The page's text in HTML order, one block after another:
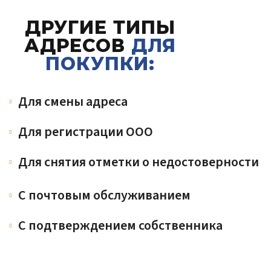
ДРУГИЕ ТИПЫ
АДРЕСОВ ДЛЯ
ПОКУПКИ:
Для смены адреса
Для регистрации ООО
Для снятия отметки о недостоверности
С почтовым обслуживанием
С подтверждением собственника